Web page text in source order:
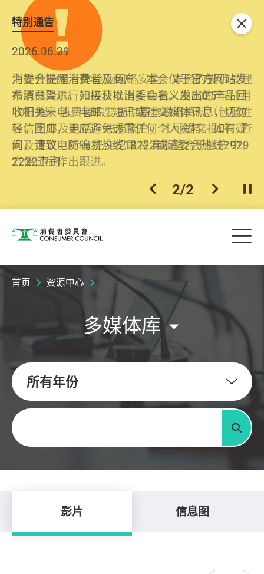
特別通告
2026.06.29
消委会提醒消费者及商户，本会仅于官方网站发
布消费警示。如接获以消委会名义发出的产品回
收相关来电、电邮、短讯或社交媒体讯息，切勿
轻信回应，更应避免透露任何个人资料。如有疑
问，请致电防骗易热线18222或消委会热线2929
2222查询。
2025.10.31
为提升使用者体验及网络安全，本会的投诉处理
系统已经进行升级及推出新功能。由2025年11月
10日起，消费者需要提供基本联络资料（包括姓
名、电邮及电话）注册帐户，才可提交投诉、查
询及建议。所有提交纪录将清晰整合于帐户中，
方便日后作出跟进。
上一个
2/2 下一个开
关闭
消费者委员会 目
首页 资源中心
多媒体库
所有年份
关键字
搜寻
影片 信息图